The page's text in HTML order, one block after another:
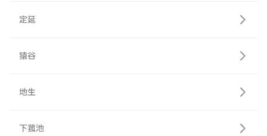
定延
猿谷
地生
下菰池